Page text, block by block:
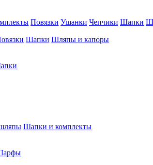
Повязки Ушанки Чепчики Шапки
Шапки Шляпы и капоры
Шапки и комплекты